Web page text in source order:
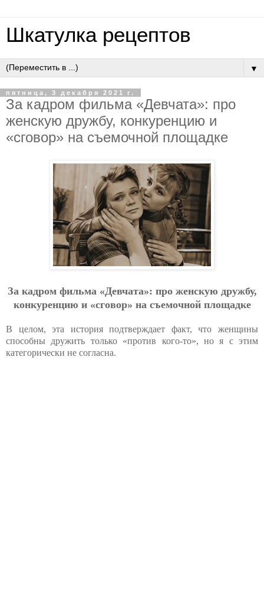
Шкатулка рецептов
▼
пятница, 3 декабря 2021 г.
За кадром фильма «Девчата»: про
женскую дружбу, конкуренцию и
«сговор» на съемочной площадке
За кадром фильма «Девчата»: про женскую дружбу,
конкуренцию и «сговор» на съемочной площадке
В целом, эта история подтверждает факт, что женщины
способны дружить только «против кого-то», но я с этим
категорически не согласна.